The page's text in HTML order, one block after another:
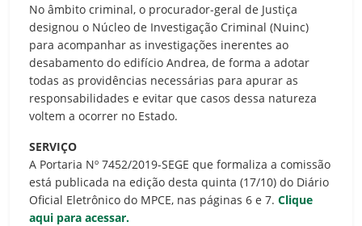
No âmbito criminal, o procurador-geral de Justiça
designou o Núcleo de Investigação Criminal (Nuinc)
para acompanhar as investigações inerentes ao
desabamento do edifício Andrea, de forma a adotar
todas as providências necessárias para apurar as
responsabilidades e evitar que casos dessa natureza
voltem a ocorrer no Estado.
SERVIÇO
A Portaria Nº 7452/2019-SEGE que formaliza a comissão
está publicada na edição desta quinta (17/10) do Diário
Oficial Eletrônico do MPCE, nas páginas 6 e 7. Clique
aqui para acessar.